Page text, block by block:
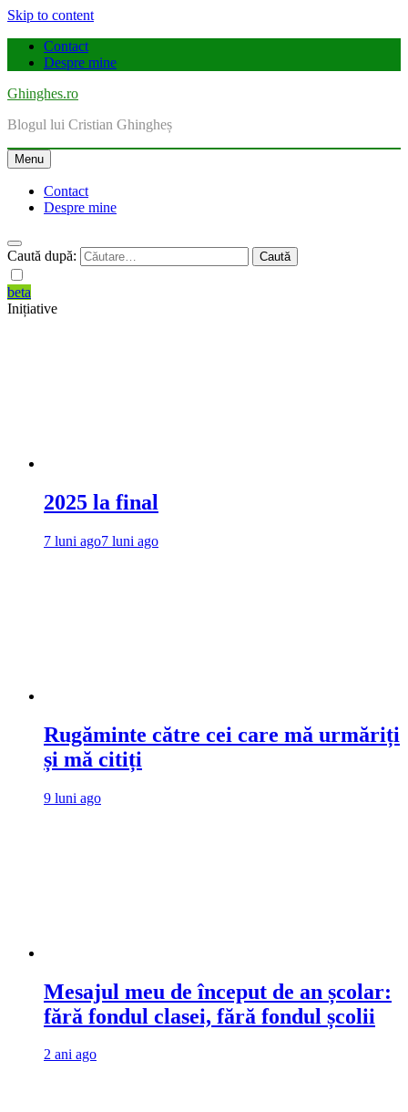
Skip to content
Contact
Despre mine
Ghinghes.ro
Blogul lui Cristian Ghingheș
Menu
Contact
Despre mine
Caută după:
beta
Inițiative
2025 la final
7 luni ago7 luni ago
Rugăminte către cei care mă urmăriți
și mă citiți
9 luni ago
Mesajul meu de început de an școlar:
fără fondul clasei, fără fondul școlii
2 ani ago